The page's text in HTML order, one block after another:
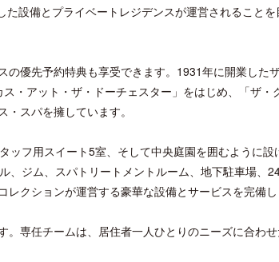
設備とプライベートレジデンスが運営されること
優先予約特典も享受できます。1931年に開業した
・アット・ザ・ドーチェスター」をはじめ、「ザ・
スパを擁しています。
ッフ用スイート5室、そして中央庭園を囲むように設
、ジム、スパトリートメントルーム、地下駐車場、
クションが運営する豪華な設備とサービスを完備
専任チームは、居住者一人ひとりのニーズに合わ
、新予約システム導
ロサンゼルス観光局、ウォ